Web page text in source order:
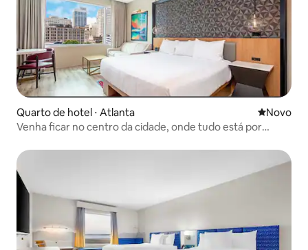
Quarto de hotel ⋅ Atlanta Novo
Novo
Venha ficar no centro da cidade, onde tudo está por